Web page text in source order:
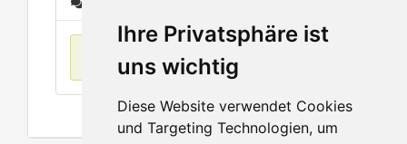
Ihre Privatsphäre ist
uns wichtig
Diese Website verwendet Cookies
und Targeting Technologien, um